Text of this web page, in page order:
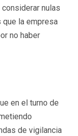
nulas
que la empresa
no haber
en el turno de
de vigilancia